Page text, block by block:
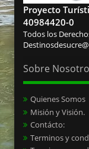
Proyecto
40984420-0
Todos los
Sobre
Quienes Somos
Misión y Visión.
Contácto:
Terminos y